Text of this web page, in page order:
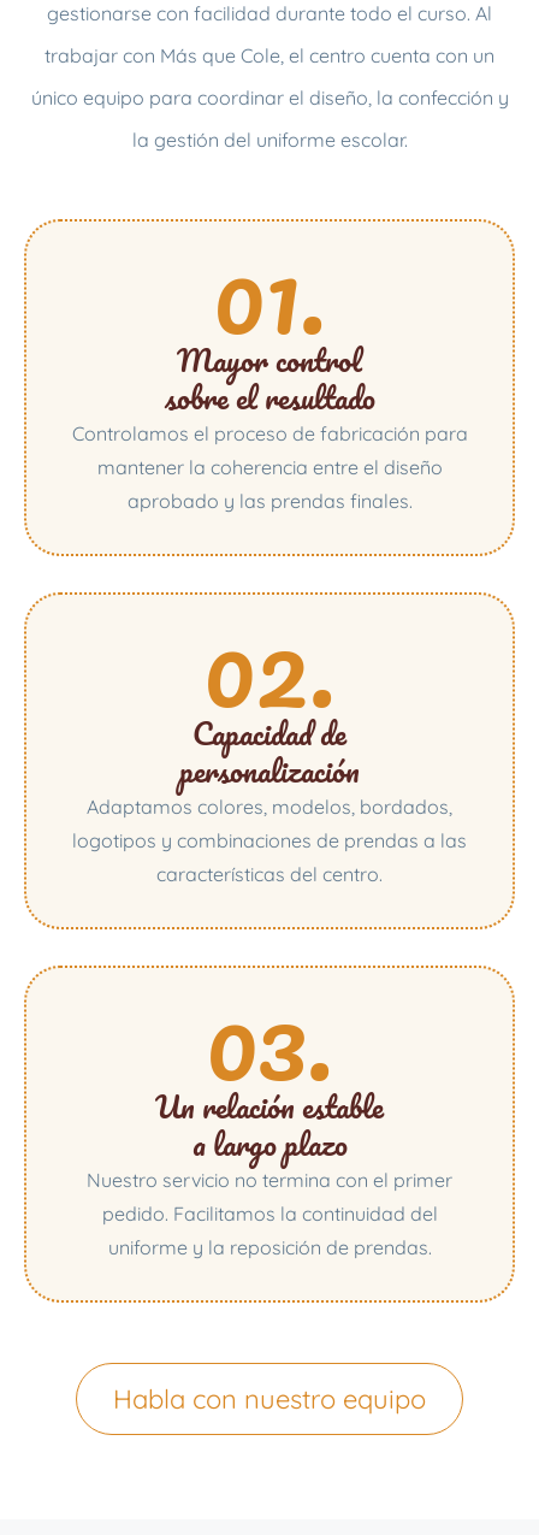
gestionarse con facilidad durante todo el curso. Al
trabajar con Más que Cole, el centro cuenta con un
único equipo para coordinar el diseño, la confección y
la gestión del uniforme escolar.
01.
Mayor control
sobre el resultado
Controlamos el proceso de fabricación para
mantener la coherencia entre el diseño
aprobado y las prendas finales.
02.
Capacidad de
personalización
Adaptamos colores, modelos, bordados,
logotipos y combinaciones de prendas a las
características del centro.
03.
Un relación estable
a largo plazo
Nuestro servicio no termina con el primer
pedido. Facilitamos la continuidad del
uniforme y la reposición de prendas.
Habla con nuestro equipo